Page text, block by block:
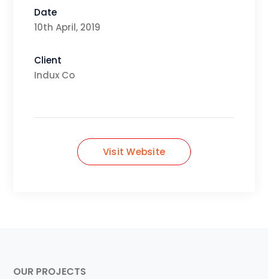
Date
10th April, 2019
Client
Indux Co
Visit Website
OUR PROJECTS